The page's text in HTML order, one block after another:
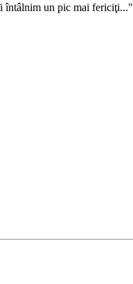
întâlnim un pic mai fericiţi..."